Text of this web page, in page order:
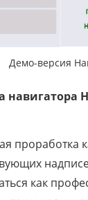
Демо-версия
навигатора
проработка
как